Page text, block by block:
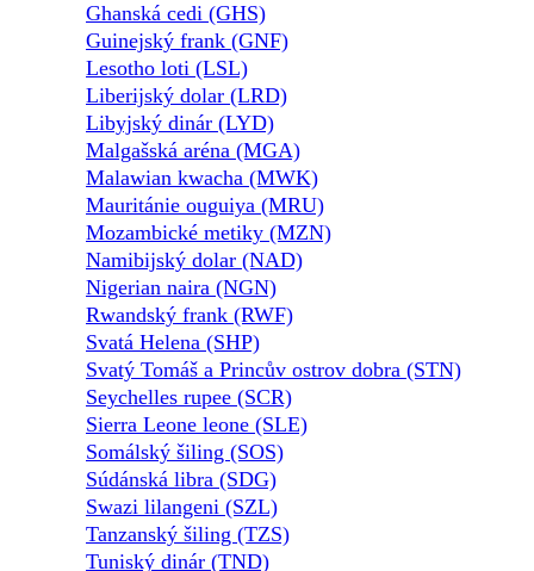
Ghanská cedi (GHS)
Guinejský frank (GNF)
Lesotho loti (LSL)
Liberijský dolar (LRD)
Libyjský dinár (LYD)
Malgašská aréna (MGA)
Malawian kwacha (MWK)
Mauritánie ouguiya (MRU)
Mozambické metiky (MZN)
Namibijský dolar (NAD)
Nigerian naira (NGN)
Rwandský frank (RWF)
Svatá Helena (SHP)
Svatý Tomáš a Princův ostrov dobra (STN)
Seychelles rupee (SCR)
Sierra Leone leone (SLE)
Somálský šiling (SOS)
Súdánská libra (SDG)
Swazi lilangeni (SZL)
Tanzanský šiling (TZS)
Tuniský dinár (TND)